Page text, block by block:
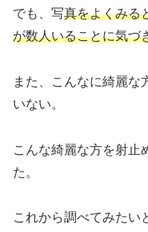
でも、写真をよくみる
が数人いることに気づ
また、こんなに綺麗な
いない。
こんな綺麗な方を射止
た。
これから調べてみたい